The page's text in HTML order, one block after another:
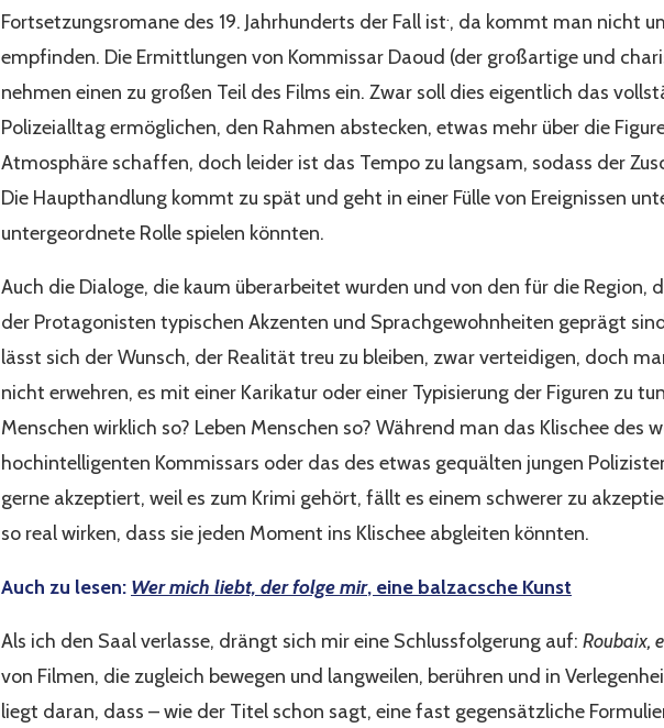
Fortsetzungsromane des 19. Jahrhunderts der Fall ist., da kommt man nicht
empfinden. Die Ermittlungen von Kommissar Daoud (der großartige und
nehmen einen zu großen Teil des Films ein. Zwar soll dies eigentlich das
Polizeialltag ermöglichen, den Rahmen abstecken, etwas mehr über die
Atmosphäre schaffen, doch leider ist das Tempo zu langsam, sodass der
Die Haupthandlung kommt zu spät und geht in einer Fülle von Ereignissen
untergeordnete Rolle spielen könnten.
Auch die Dialoge, die kaum überarbeitet wurden und von den für die Region,
der Protagonisten typischen Akzenten und Sprachgewohnheiten geprägt
lässt sich der Wunsch, der Realität treu zu bleiben, zwar verteidigen, doch
nicht erwehren, es mit einer Karikatur oder einer Typisierung der Figuren zu
Menschen wirklich so? Leben Menschen so? Während man das Klischee des
hochintelligenten Kommissars oder das des etwas gequälten jungen
gerne akzeptiert, weil es zum Krimi gehört, fällt es einem schwerer zu
so real wirken, dass sie jeden Moment ins Klischee abgleiten könnten.
Auch zu lesen: Wer mich liebt, der folge mir, eine balzacsche Kunst
Als ich den Saal verlasse, drängt sich mir eine Schlussfolgerung auf: Roubaix,
von Filmen, die zugleich bewegen und langweilen, berühren und in
liegt daran, dass – wie der Titel schon sagt, eine fast gegensätzliche